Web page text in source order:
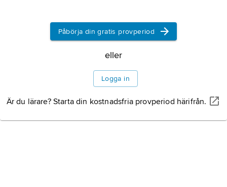
Påbörja din gratis provperiod
eller
Logga in
Är du lärare? Starta din kostnadsfria provperiod härifrån.